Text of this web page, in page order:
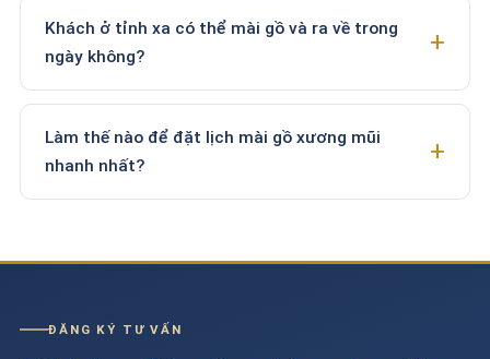
Khách ở tỉnh xa có thể mài gồ và ra về trong
ngày không?
Làm thế nào để đặt lịch mài gồ xương mũi
nhanh nhất?
ĐĂNG KÝ TƯ VẤN